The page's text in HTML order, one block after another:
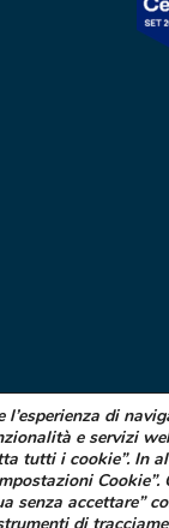
di
e servizi
tutti i cookie”. In
Cookie”.
senza accettare”